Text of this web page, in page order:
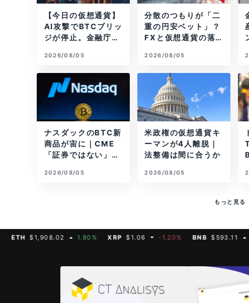
【今日の仮想通貨】
AI攻撃でBTCブリッ
ジが停止。金融庁が
ブルコイン課」新設
2026/08/05
分散のつもりが「二
重の円安ベット」？
FXと仮想通貨の落
2026/08/05
ナスダックのBTC新
商品が宙に｜CME
「証券ではない」と
2026/08/05
米政権の仮想通貨キ
ーマンが4人離脱｜
法整備は間に合うか
2026/08/05
もっと見る
$1,908.02 1.80% XRP $1.06 -1.20% BNB $593.11 0.40%